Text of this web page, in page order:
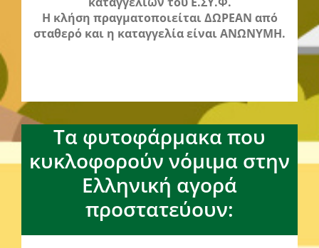
Η κλήση πραγματοποιείται ΔΩΡΕΑΝ από
σταθερό και η καταγγελία είναι ΑΝΩΝΥΜΗ.
Τα φυτοφάρμακα που
κυκλοφορούν νόμιμα στην
Ελληνική αγορά
προστατεύουν: